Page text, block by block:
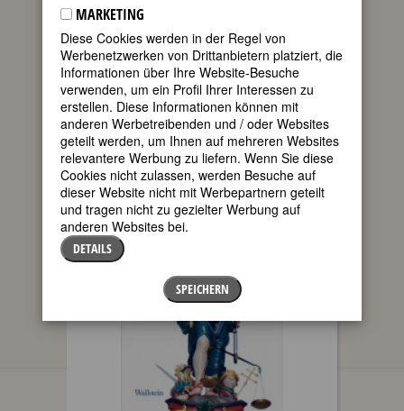
Archiv
Kategorien
WERBUNG
MARKETING
Diese Cookies werden in der Regel von
Werbenetzwerken von Drittanbietern platziert, die
Informationen über Ihre Website-Besuche
verwenden, um ein Profil Ihrer Interessen zu
erstellen. Diese Informationen können mit
anderen Werbetreibenden und / oder Websites
geteilt werden, um Ihnen auf mehreren Websites
relevantere Werbung zu liefern. Wenn Sie diese
Cookies nicht zulassen, werden Besuche auf
dieser Website nicht mit Werbepartnern geteilt
und tragen nicht zu gezielter Werbung auf
anderen Websites bei.
DETAILS
SPEICHERN